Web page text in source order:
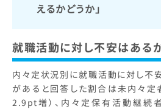
えるかどうか」
就職活動に対し不安はある
内々定状況別に就職活動に対し不
があると回答した割合は未内々定
2.9pt増）、内々定保有活動継続